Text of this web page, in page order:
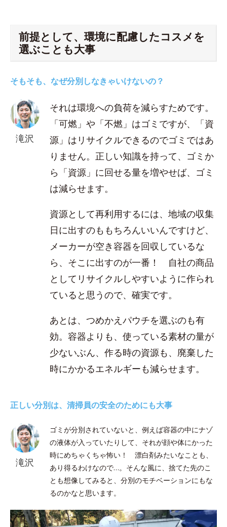
前提として、環境に配慮したコスメを
選ぶことも大事
そもそも、なぜ分別しなきゃいけないの？
滝沢
それは環境への負荷を減らすためです。
「可燃」や「不燃」はゴミですが、「資
源」はリサイクルできるのでゴミではあ
りません。正しい知識を持って、ゴミか
ら「資源」に回せる量を増やせば、ゴミ
は減らせます。
資源として再利用するには、地域の収集
日に出すのももちろんいいんですけど、
メーカーが空き容器を回収しているな
ら、そこに出すのが一番！ 自社の商品
としてリサイクルしやすいように作られ
ていると思うので、確実です。
あとは、つめかえパウチを選ぶのも有
効。容器よりも、使っている素材の量が
少ないぶん、作る時の資源も、廃棄した
時にかかるエネルギーも減らせます。
正しい分別は、清掃員の安全のためにも大事
滝沢
ゴミが分別されていないと、例えば容器の中にナゾ
の液体が入っていたりして、それが顔や体にかった
時にめちゃくちゃ怖い！ 漂白剤みたいなことも、
あり得るわけなので…。そんな風に、捨てた先のこ
とも想像してみると、分別のモチベーションにもな
るのかなと思います。